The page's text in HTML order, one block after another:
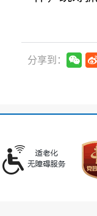
分享到：